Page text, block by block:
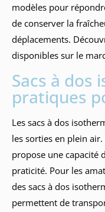
modèles pour
de conserver la
déplacements.
disponibles sur le
Sacs à dos
pratiques
Les sacs à dos
les sorties en plein air.
propose une capacité
praticité. Pour les
des sacs à dos
permettent de